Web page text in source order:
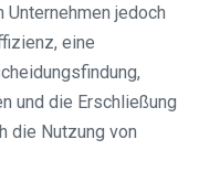
jedoch
eine
und die Erschließung
die Nutzung von